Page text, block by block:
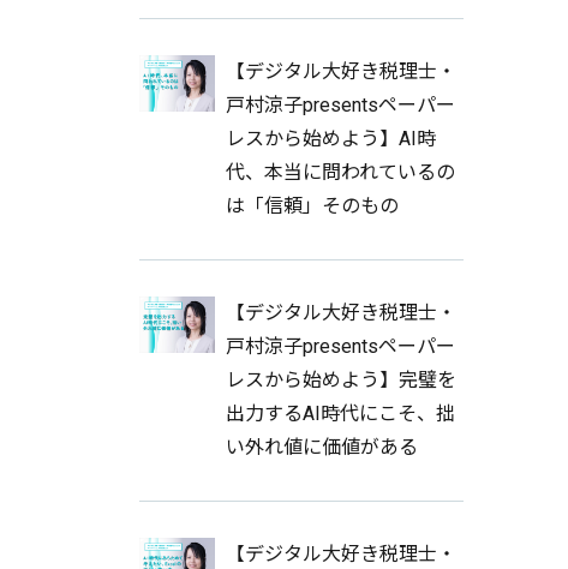
【デジタル大好き税理士・
戸村涼子presentsペーパー
レスから始めよう】AI時
代、本当に問われているの
は「信頼」そのもの
【デジタル大好き税理士・
戸村涼子presentsペーパー
レスから始めよう】完璧を
出力するAI時代にこそ、拙
い外れ値に価値がある
【デジタル大好き税理士・